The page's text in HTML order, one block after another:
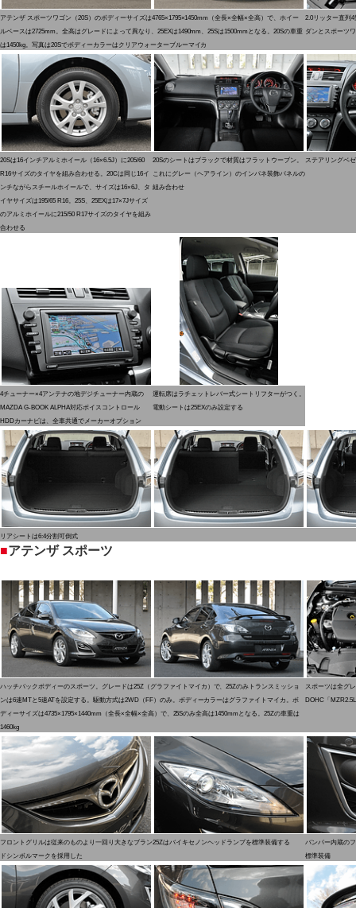
アテンザ スポーツワゴン（20S）のボディーサイズは4765×1795×1450mm（全長×全幅×全高）で、ホイー
ルベースは2725mm。全高はグレードによって異なり、25EXは1490mm、25Sは1500mmとなる。20Sの車重
は1450kg。写真は20Sでボディーカラーはクリアウォーターブルーマイカ
2.0リッター直列
ダンとスポーツ
20Sは16インチアルミホイール（16×6.5J）に205/60
R16サイズのタイヤを組み合わせる。20Cは同じ16イ
ンチながらスチールホイールで、サイズは16×6J、タ
イヤサイズは195/65 R16。25S、25EXは17×7Jサイズ
のアルミホイールに215/50 R17サイズのタイヤを組み
合わせる
20Sのシートはブラックで材質はフラットウーブン。
これにグレー（ヘアライン）のインパネ装飾パネルの
組み合わせ
ステアリングベ
4チューナー×4アンテナの地デジチューナー内蔵の
MAZDA G-BOOK ALPHA対応ボイスコントロール
HDDカーナビは、全車共通でメーカーオプション
運転席はラチェットレバー式シートリフターがつく。
電動シートは25EXのみ設定する
リアシートは6:4分割可倒式
■アテンザ スポーツ
ハッチバックボディーのスポーツ。グレードは25Z（グラファイトマイカ）で、25Zのみトランスミッショ
ンは6速MTと5速ATを設定する。駆動方式は2WD（FF）のみ。ボディーカラーはグラファイトマイカ。ボ
ディーサイズは4735×1795×1440mm（全長×全幅×全高）で、25Sのみ全高は1450mmとなる。25Zの車重は
1460kg
スポーツは全グ
DOHC「
フロントグリルは従来のものより一回り大きなブラン
ドシンボルマークを採用した
25Zはバイキセノンヘッドランプを標準装備する
バンパー内蔵の
標準装備